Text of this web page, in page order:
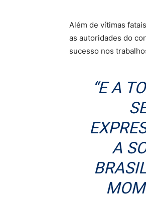
Além de vítimas
as autoridades do
sucesso nos
“E A
A